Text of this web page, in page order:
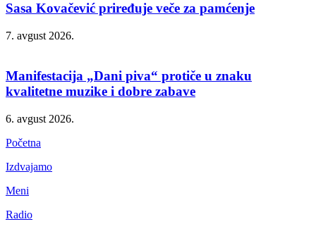
Sasa Kovačević priređuje veče za pamćenje
7. avgust 2026.
Manifestacija „Dani piva“ protiče u znaku
kvalitetne muzike i dobre zabave
6. avgust 2026.
Početna
Izdvajamo
Meni
Radio